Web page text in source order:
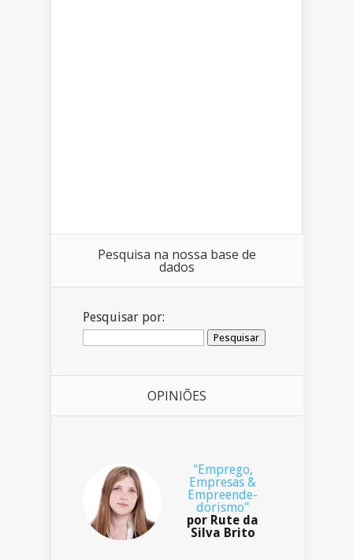
Pesquisa na nossa base de
dados
Pesquisar por:
OPINIÕES
"Emprego,
Empresas &
Empreende-
dorismo"
por Rute da
Silva Brito